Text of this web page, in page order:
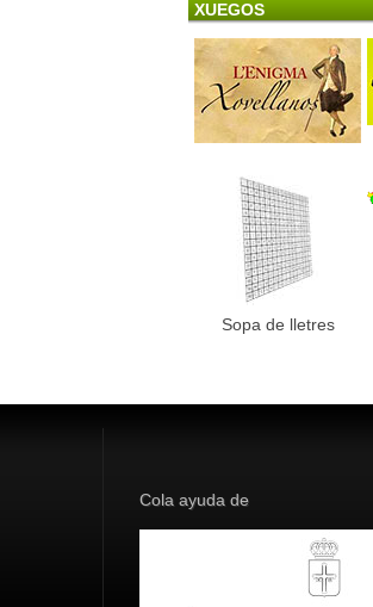
XUEGOS
Sopa de lletres
Cola ayuda de